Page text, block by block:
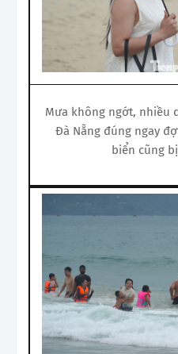
Mưa không ngớt, nhiều
Đà Nẵng đúng ngay
biển cũng